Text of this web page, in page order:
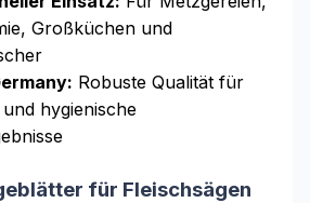
Großküchen und
Robuste Qualität für
hygienische
für Fleischsägen